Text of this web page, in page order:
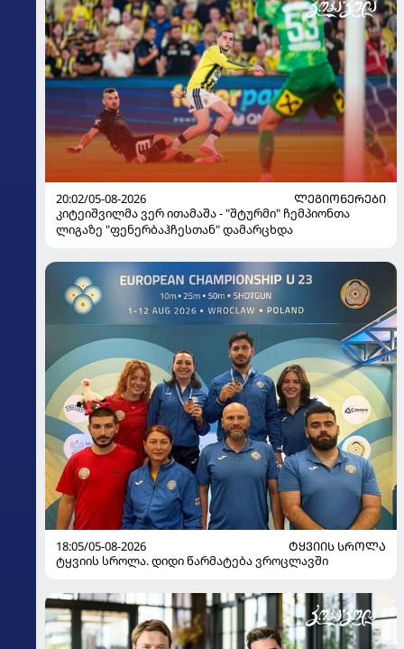
20:02/05-08-2026
ᲚᲔᲒᲘᲝᲜᲔᲠᲔᲑᲘ
კიტეიშვილმა ვერ ითამაშა - "შტურმი" ჩემპიონთა
ლიგაზე "ფენერბაჰჩესთან" დამარცხდა
18:05/05-08-2026
ᲢᲧᲕᲘᲘᲡ ᲡᲠᲝᲚᲐ
ტყვიის სროლა. დიდი წარმატება ვროცლავში